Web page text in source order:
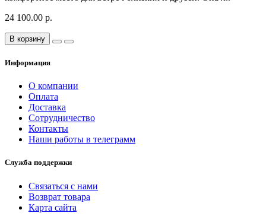
24 100.00 р.
В корзину
Информация
О компании
Оплата
Доставка
Сотрудничество
Контакты
Наши работы в телеграмм
Служба поддержки
Связаться с нами
Возврат товара
Карта сайта